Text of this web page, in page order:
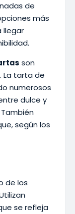
de
más
llegar
son
La tarta de
numerosos
dulce y
según los
de los
se refleja